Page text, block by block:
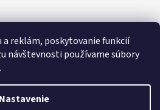
a reklám, poskytovanie funkcií
návštevnosti používame súbory
.
Nastavenie